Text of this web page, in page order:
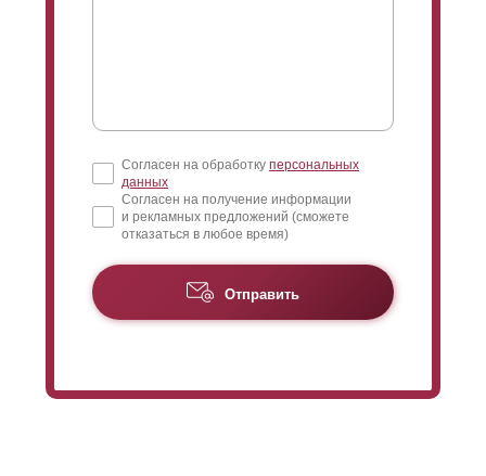
Согласен на обработку персональных
данных
Согласен на получение информации
и рекламных предложений (сможете
отказаться в любое время)
Отправить